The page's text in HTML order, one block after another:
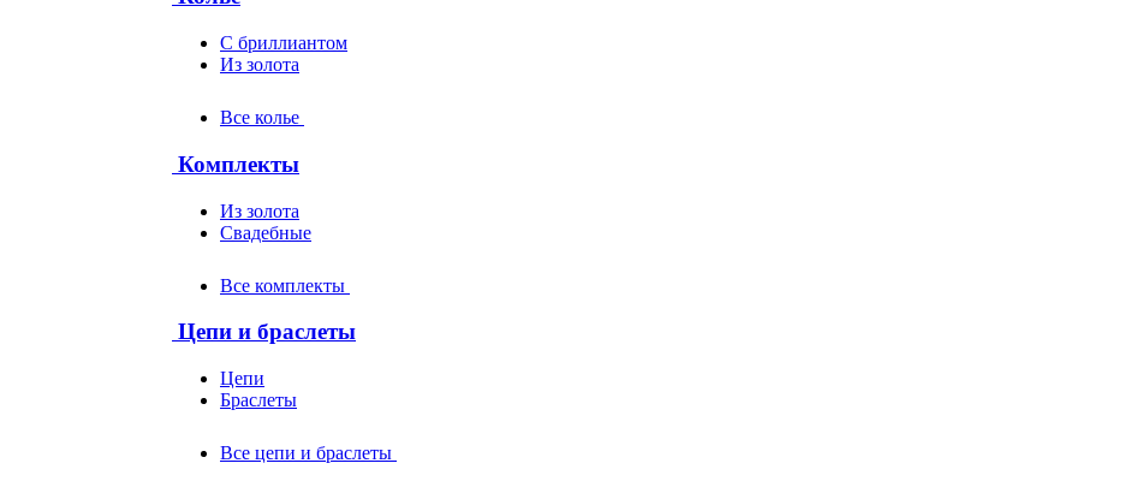
С бриллиантом
Из золота
Все колье
Комплекты
Из золота
Свадебные
Все комплекты
Цепи и браслеты
Цепи
Браслеты
Все цепи и браслеты